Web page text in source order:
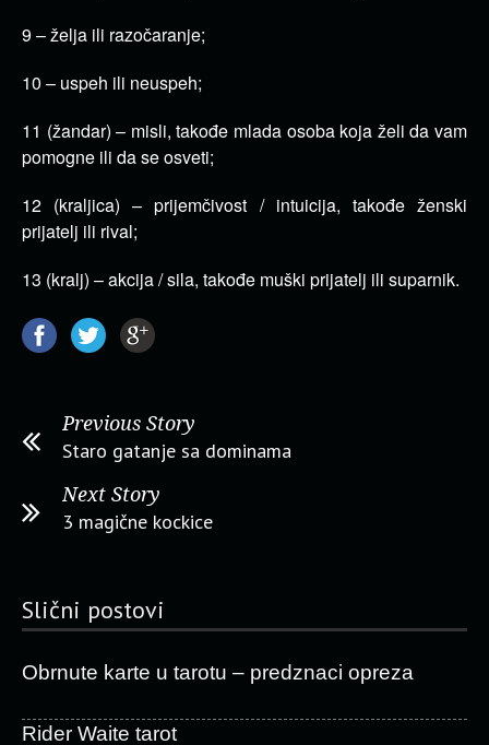
9 – želja ili razočaranje;
10 – uspeh ili neuspeh;
11 (žandar) – misli, takođe mlada osoba koja želi da vam
pomogne ili da se osveti;
12 (kraljica) – prijemčivost / intuicija, takođe ženski
prijatelj ili rival;
13 (kralj) – akcija / sila, takođe muški prijatelj ili suparnik.
Previous Story
Staro gatanje sa dominama
Next Story
3 magične kockice
Slični postovi
Obrnute karte u tarotu – predznaci opreza
Rider Waite tarot